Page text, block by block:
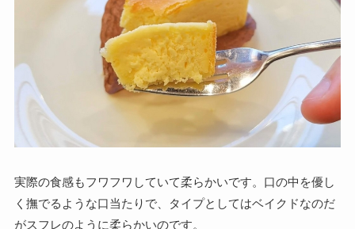
実際の食感もフワフワしていて柔らかいです。口の中を優し
く撫でるような口当たりで、タイプとしてはベイクドなのだ
がスフレのように柔らかいのです。